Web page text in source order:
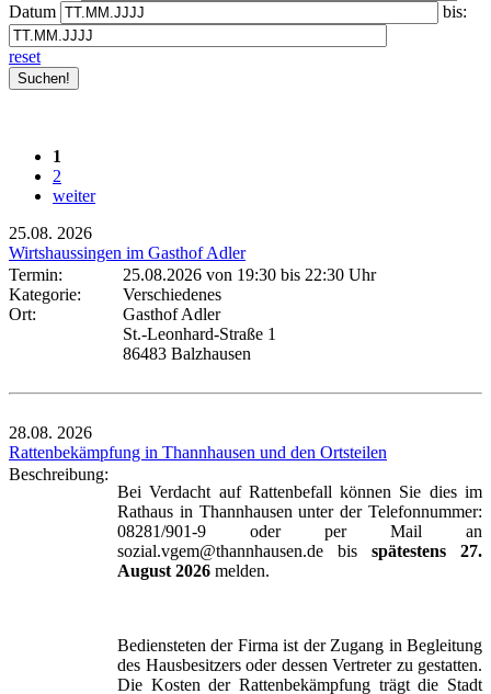
Datum
bis:
reset
1
2
weiter
25.08. 2026
Wirtshaussingen im Gasthof Adler
Termin:
25.08.2026 von 19:30 bis 22:30 Uhr
Kategorie:
Verschiedenes
Ort:
Gasthof Adler
St.-Leonhard-Straße 1
86483 Balzhausen
28.08. 2026
Rattenbekämpfung in Thannhausen und den Ortsteilen
Beschreibung:
Bei Verdacht auf Rattenbefall können Sie dies im
Rathaus in Thannhausen unter der Telefonnummer:
08281/901-9 oder per Mail an
sozial.vgem@thannhausen.de bis spätestens 27.
August 2026 melden.
Bediensteten der Firma ist der Zugang in Begleitung
des Hausbesitzers oder dessen Vertreter zu gestatten.
Die Kosten der Rattenbekämpfung trägt die Stadt